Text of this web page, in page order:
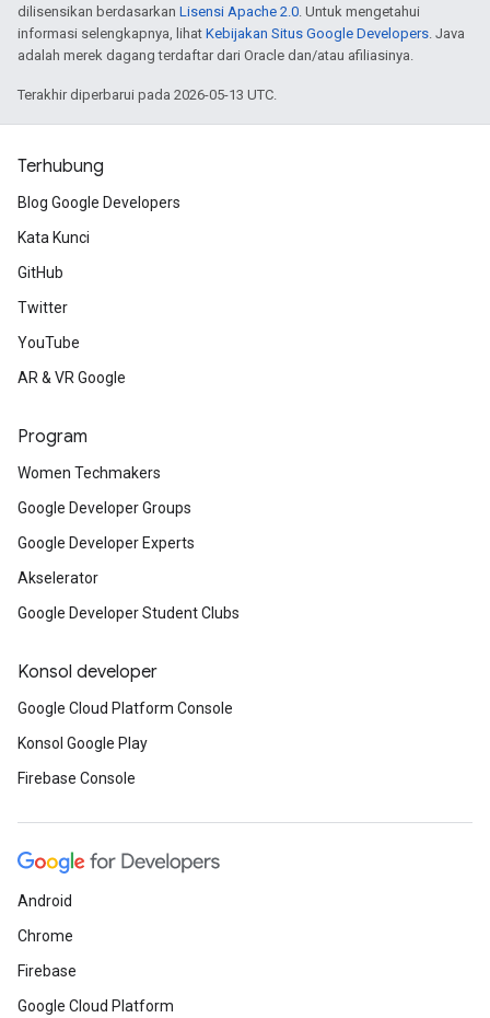
dilisensikan berdasarkan Lisensi Apache 2.0 . Untuk mengetahui
informasi selengkapnya, lihat Kebijakan Situs Google Developers . Java
adalah merek dagang terdaftar dari Oracle dan/atau afiliasinya.
Terakhir diperbarui pada 2026-05-13 UTC.
Terhubung
Blog Google Developers
Kata Kunci
GitHub
Twitter
YouTube
AR & VR Google
Program
Women Techmakers
Google Developer Groups
Google Developer Experts
Akselerator
Google Developer Student Clubs
Konsol developer
Google Cloud Platform Console
Konsol Google Play
Firebase Console
Android
Chrome
Firebase
Google Cloud Platform